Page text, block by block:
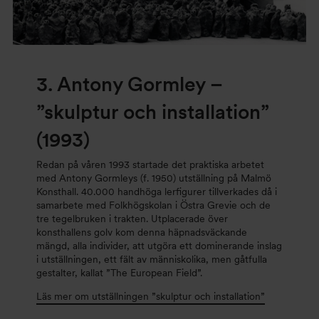
3. Antony Gormley–
”skulptur och installation”
(1993)
Redan på våren 1993 startade det praktiska arbetet
med Antony Gormleys (f. 1950) utställning på Malmö
Konsthall. 40.000 handhöga lerfigurer tillverkades då i
samarbete med Folkhögskolan i Östra Grevie och de
tre tegelbruken i trakten. Utplacerade över
konsthallens golv kom denna häpnadsväckande
mängd, alla individer, att utgöra ett dominerande inslag
i utställningen, ett fält av människolika, men gåtfulla
gestalter, kallat ”The European Field”.
Läs mer om utställningen ”skulptur och installation”